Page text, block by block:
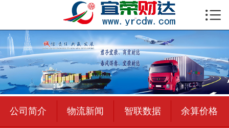
 首页
公司简介
物流新闻
绍兴至全国
合作加盟

公司简介 物流新闻 智联数据 余算价格